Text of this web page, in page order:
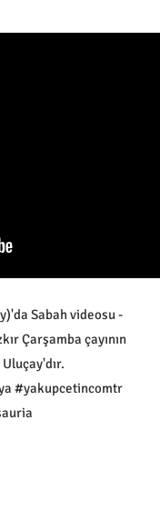
Sabah videosu -
Çarşamba çayının
#yakupcetincomtr